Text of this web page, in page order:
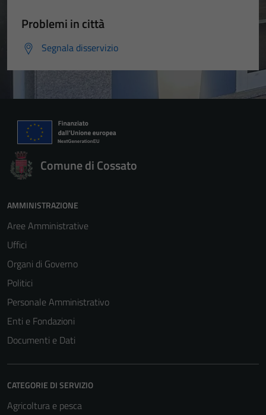
Problemi in città
Segnala disservizio
Comune di Cossato
AMMINISTRAZIONE
Aree Amministrative
Uffici
Organi di Governo
Politici
Personale Amministrativo
Enti e Fondazioni
Documenti e Dati
CATEGORIE DI SERVIZIO
Agricoltura e pesca